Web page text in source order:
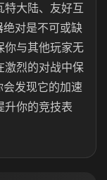
特大陆、友好互
绝对是不可或缺
你与其他玩家无
激烈的对战中保
发现它的加速
升你的竞技表